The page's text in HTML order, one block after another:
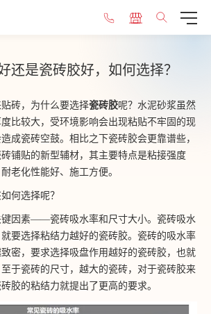
还是瓷砖胶好，如何选择？
砖，为什么要选择瓷砖胶呢？水泥砂浆虽然
比较大，受环境影响会出现粘贴不牢固的现
成瓷砖空鼓。相比之下瓷砖胶会更靠谱些，
铺贴的新型辅材，其主要特点是粘接强度
老化性能好、施工方便。
何选择呢？
键因素——瓷砖吸水率和尺寸大小。瓷砖吸水
要选择粘结力越好的瓷砖胶。瓷砖的吸水率
密，要求选择吸盘作用越好的瓷砖胶，也就
于瓷砖的尺寸，越大的瓷砖，对于瓷砖胶来
胶的粘结力就提出了更高的要求。